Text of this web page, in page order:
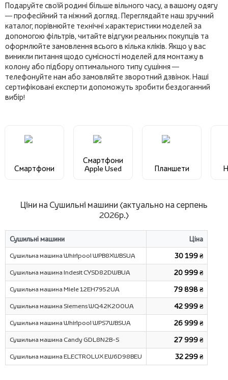
Подаруйте своїй родині більше вільного часу, а вашому одягу
— професійний та ніжний догляд. Переглядайте наш зручний
каталог, порівнюйте технічні характеристики моделей за
допомогою фільтрів, читайте відгуки реальних покупців та
оформлюйте замовлення всього в кілька кліків. Якщо у вас
виникли питання щодо сумісності моделей для монтажу в
колону або підбору оптимального типу сушіння —
телефонуйте нам або замовляйте зворотний дзвінок. Наші
сертифіковані експерти допоможуть зробити бездоганний
вибір!
Смартфони
Смартфони
Apple Used
Планшети
Ціни на Сушильні машини (актуально на серпень
2026р.)
Сушильні машини Ціна
Сушильна машина Whirlpool WPB8XWBSUA 30 199 ₴
Сушильна машина Indesit CYSD82DWBUA 20 999 ₴
Сушильна машина Miele 12EH7952UA 79 898 ₴
Сушильна машина Siemens WQ42K200UA 42 999 ₴
Сушильна машина Whirlpool WPS7WBSUA 26 999 ₴
Сушильна машина Candy GDL8N2B-S 27 999 ₴
Сушильна машина ELECTROLUX EW6D98BEU 32 299 ₴